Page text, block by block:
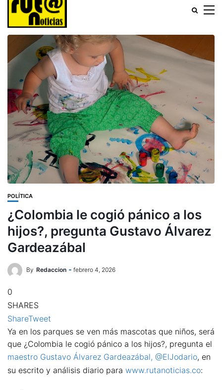
POLÍTICA
¿Colombia le cogió pánico a los
hijos?, pregunta Gustavo Álvarez
Gardeazábal
By Redaccion febrero 4, 2026
0
SHARES
ShareTweet
Ya en los parques se ven más mascotas que niños, será
que ¿Colombia le cogió pánico a los hijos?, pregunta el
maestro Gustavo Álvarez Gardeazábal, @ElJodario, en
su escrito y análisis diario para www.rutanoticias.co: